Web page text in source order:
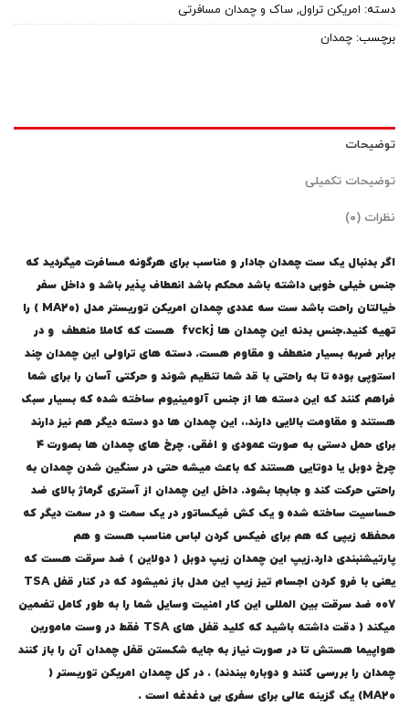
دسته: امریکن تراول, ساک و چمدان مسافرتی
برچسب: چمدان
توضیحات
توضیحات تکمیلی
نظرات (۰)
اگر بدنبال یک ست چمدان جادار و مناسب برای هرگونه مسافرت میگردید که
جنس خیلی خوبی داشته باشد محکم باشد انعطاف پذیر باشد و داخل سفر
خیالتان راحت باشد ست سه عددی چمدان امریکن توریستر مدل (MA20 ) را
تهیه کنید.جنس بدنه این چمدان ها fvckj هست که کاملا منعطف و در
برابر ضربه بسیار منعطف و مقاوم هست. دسته های تراولی این چمدان چند
استوپی بوده تا به راحتی با قد شما تنظیم شوند و حرکتی آسان را برای شما
فراهم کنند که این دسته ها از جنس آلومینیوم ساخته شده که بسیار سبک
هستند و مقاومت بالایی دارند.، این چمدان ها دو دسته دیگر هم نیز دارند
برای حمل دستی به صورت عمودی و افقی. چرخ های چمدان ها بصورت ۴
چرخ دوبل یا دوتایی هستند که باعث میشه حتی در سنگین شدن چمدان به
راحتی حرکت کند و جابجا بشود. داخل این چمدان از آستری گرماژ بالای ضد
حساسیت ساخته شده و یک کش فیکساتور در یک سمت و در سمت دیگر که
محفظه زیپی که هم برای فیکس کردن لباس مناسب هست و هم
پارتیشنبندی دارد.زیپ این چمدان زیپ دوبل ( دولاین ) ضد سرقت هست که
یعنی با فرو کردن اجسام تیز زیپ این مدل باز نمیشود که در کنار قفل TSA
007 ضد سرقت بین المللی این کار امنیت وسایل شما را به طور کامل تضمین
میکند ( دقت داشته باشید که کلید قفل های TSA فقط در وست مامورین
هواپیما هستش تا در صورت نیاز به جایه شکستن قفل چمدان آن را باز کنند
چمدان را بررسی کنند و دوباره ببندند) . در کل چمدان امریکن توریستر (
MA20) یک گزینه عالی برای سفری بی دغدغه است .